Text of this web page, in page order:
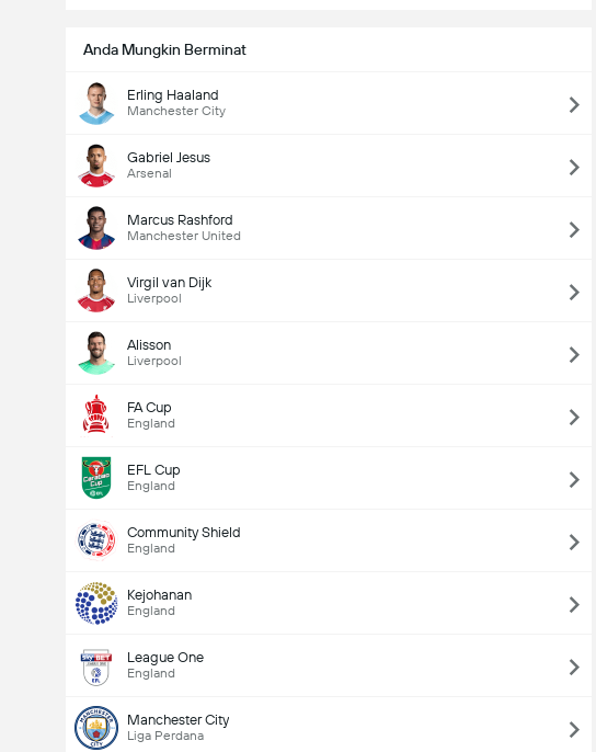
Anda Mungkin Berminat
Erling Haaland
Manchester City
Gabriel Jesus
Arsenal
Marcus Rashford
Manchester United
Virgil van Dijk
Liverpool
Alisson
Liverpool
FA Cup
England
EFL Cup
England
Community Shield
England
Kejohanan
England
League One
England
Manchester City
Liga Perdana